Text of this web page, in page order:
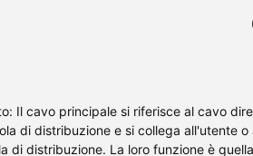
Il cavo principale si riferisce al cavo
di distribuzione e si collega all'utente
di distribuzione. La loro funzione è